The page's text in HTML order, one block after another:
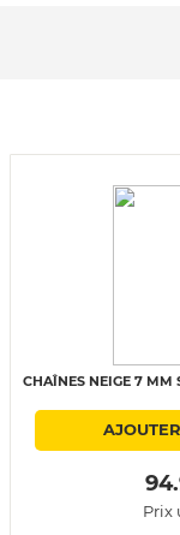
CHAÎNES NEIGE 7 MM
Prix